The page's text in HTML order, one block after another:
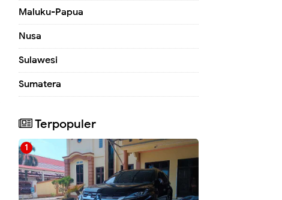
Maluku-Papua
Nusa
Sulawesi
Sumatera
Terpopuler